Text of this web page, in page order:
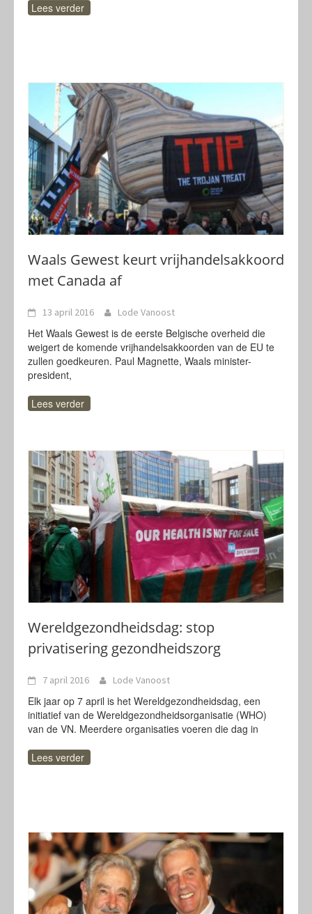
Lees verder
Waals Gewest keurt vrijhandelsakkoord
met Canada af
13 april 2016 Lode Vanoost
Het Waals Gewest is de eerste Belgische overheid die
weigert de komende vrijhandelsakkoorden van de EU te
zullen goedkeuren. Paul Magnette, Waals minister-
president,
Lees verder
Wereldgezondheidsdag: stop
privatisering gezondheidszorg
7 april 2016 Lode Vanoost
Elk jaar op 7 april is het Wereldgezondheidsdag, een
initiatief van de Wereldgezondheidsorganisatie (WHO)
van de VN. Meerdere organisaties voeren die dag in
Lees verder